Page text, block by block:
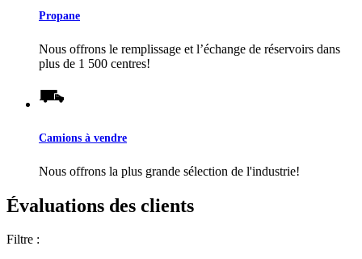
Propane
Nous offrons le remplissage et l’échange de réservoirs dans
plus de 1 500 centres!
Camions à vendre
Nous offrons la plus grande sélection de l'industrie!
Évaluations des clients
Filtre :